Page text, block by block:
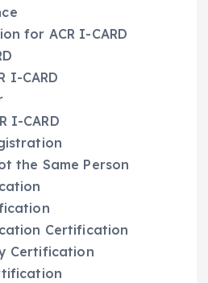
for ACR I-CARD
I-CARD
I-CARD
the Same Person
Certification
Certification